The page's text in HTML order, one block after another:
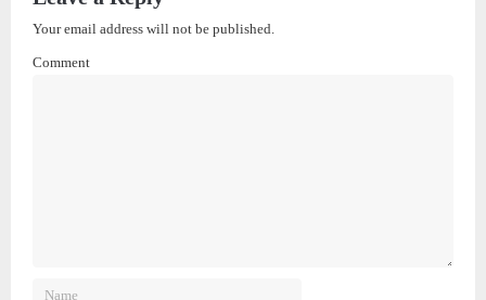
Your email address will not be published.
Comment